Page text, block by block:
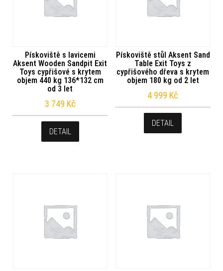
Pískoviště s lavicemi
Aksent Wooden Sandpit Exit
Toys cypřišové s krytem
objem 440 kg 136*132 cm
od 3 let
3 749 Kč
DETAIL
Pískoviště stůl Aksent Sand
Table Exit Toys z
cypřišového dřeva s krytem
objem 180 kg od 2 let
4 999 Kč
DETAIL